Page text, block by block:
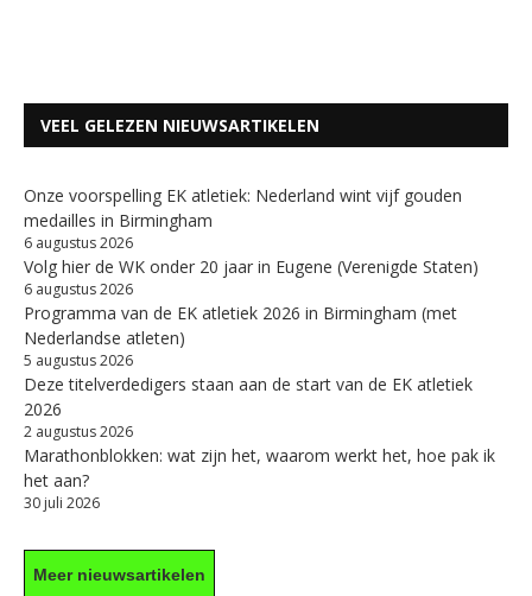
VEEL GELEZEN NIEUWSARTIKELEN
Onze voorspelling EK atletiek: Nederland wint vijf gouden
medailles in Birmingham
6 augustus 2026
Volg hier de WK onder 20 jaar in Eugene (Verenigde Staten)
6 augustus 2026
Programma van de EK atletiek 2026 in Birmingham (met
Nederlandse atleten)
5 augustus 2026
Deze titelverdedigers staan aan de start van de EK atletiek
2026
2 augustus 2026
Marathonblokken: wat zijn het, waarom werkt het, hoe pak ik
het aan?
30 juli 2026
Meer nieuwsartikelen